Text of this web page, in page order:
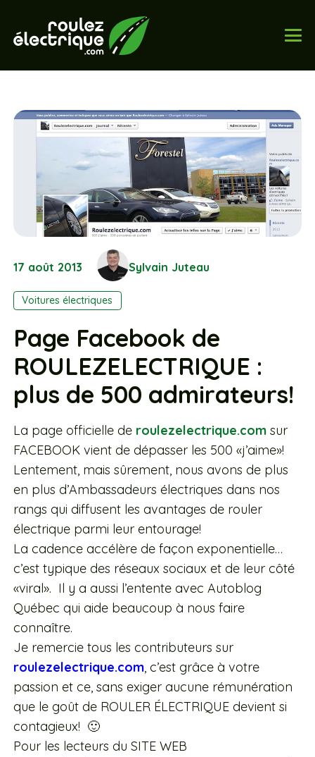
17 août 2013 Sylvain Juteau
Voitures électriques
Page Facebook de
ROULEZELECTRIQUE :
plus de 500 admirateurs!
La page officielle de roulezelectrique.comsur
FACEBOOK vient de dépasser les 500 «j’aime»!
Lentement, mais sûrement, nous avons de plus
en plus d’Ambassadeurs électriques dans nos
rangs qui diffusent les avantages de rouler
électrique parmi leur entourage!
La cadence accélère de façon exponentielle…
c’est typique des réseaux sociaux et de leur côté
«viral». Il y a aussi l’entente avec Autoblog
Québec qui aide beaucoup à nous faire
connaître.
Je remercie tous les contributeurs sur
roulezelectrique.com, c’est grâce à votre
passion et ce, sans exiger aucune rémunération
que le goût de ROULER ÉLECTRIQUE devient si
contagieux! 🙂
Pour les lecteurs du SITE WEB